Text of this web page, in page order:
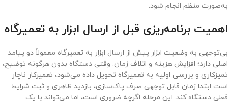
به‌صورت منظم انجام شود.
اهمیت برنامه‌ریزی قبل از ارسال ابزار به تعمیرگاه
بی‌توجهی به وضعیت ابزار پیش از ارسال ابزار به تعمیرگاه معمولاً دو پیامد
اصلی دارد؛ افزایش هزینه و اتلاف زمان. وقتی دستگاه بدون هرگونه توضیح،
تمیزکاری و بررسی اولیه به تعمیرگاه تحویل داده می‌شود، تعمیرکار ناچار
است ابتدا زمان قابل توجهی صرف پاک‌سازی، بازدید ظاهری و ثبت شرایط
فعلی دستگاه کند. این مرحله اگرچه ضروری است، اما می‌تواند با یک